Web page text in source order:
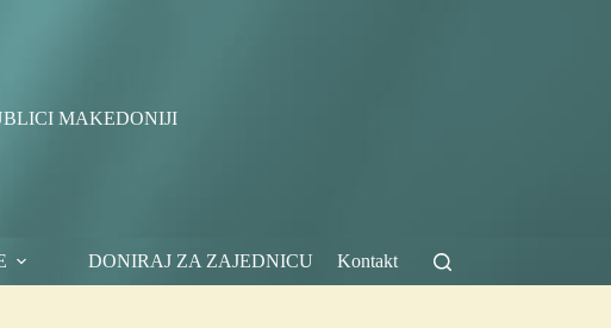
MAKEDONIJI
DONIRAJ ZA ZAJEDNICU Kontakt